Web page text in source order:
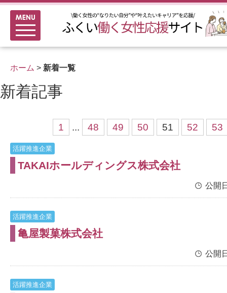
ホーム > 新着一覧
新着記事
1 ... 48 49 50 51 52 53
活躍推進企業
TAKAIホールディングス株式会社
公開
活躍推進企業
亀屋製菓株式会社
公開
活躍推進企業
メニュー
新着情報
ふくい女性活躍推進企業
女性の多様なチャレンジ応援